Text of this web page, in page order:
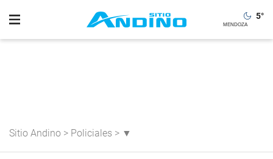
5°
Sitio Andino > Policiales > ▼